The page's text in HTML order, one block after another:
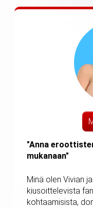
"Anna
mukanaan"
Minä olen Vivian
kiusoittelevista
kohtaamisista,